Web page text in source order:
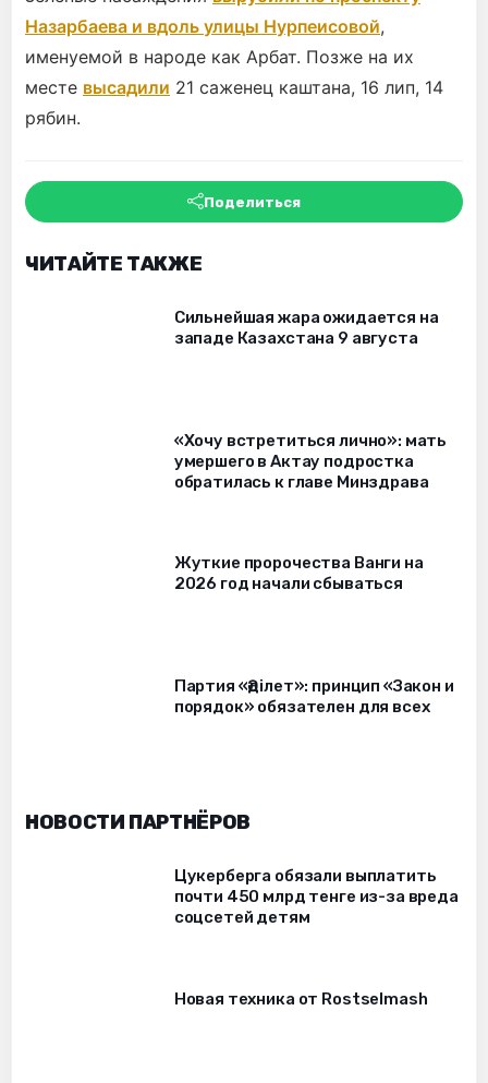
Назарбаева и вдоль улицы Нурпеисовой,
именуемой в народе как Арбат. Позже на их
месте высадили 21 саженец каштана, 16 лип, 14
рябин.
Поделиться
ЧИТАЙТЕ ТАКЖЕ
Сильнейшая жара ожидается на
западе Казахстана 9 августа
«Хочу встретиться лично»: мать
умершего в Актау подростка
обратилась к главе Минздрава
Жуткие пророчества Ванги на
2026 год начали сбываться
Партия «Әділет»: принцип «Закон и
порядок» обязателен для всех
НОВОСТИ ПАРТНЁРОВ
Цукерберга обязали выплатить
почти 450 млрд тенге из-за вреда
соцсетей детям
Новая техника от Rostselmash